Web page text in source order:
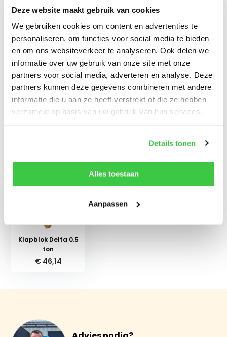
Deze website maakt gebruik van cookies
We gebruiken cookies om content en advertenties te
personaliseren, om functies voor social media te bieden
en om ons websiteverkeer te analyseren. Ook delen we
informatie over uw gebruik van onze site met onze
partners voor social media, adverteren en analyse. Deze
partners kunnen deze gegevens combineren met andere
informatie die u aan ze heeft verstrekt of die ze hebben
verzameld op basis van uw gebruik van hun services.
Details tonen
Alles toestaan
Aanpassen
Productomschrijving
Specificaties
Reviews
Klapblok Delta 0.5
ton
€ 46,14